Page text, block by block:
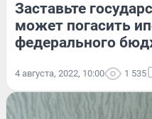
Заставьте
может погасить
федерального
4 августа, 2022, 10:00 1 535